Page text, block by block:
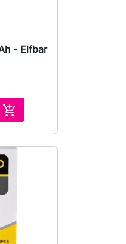
- Elfbar

В корзину